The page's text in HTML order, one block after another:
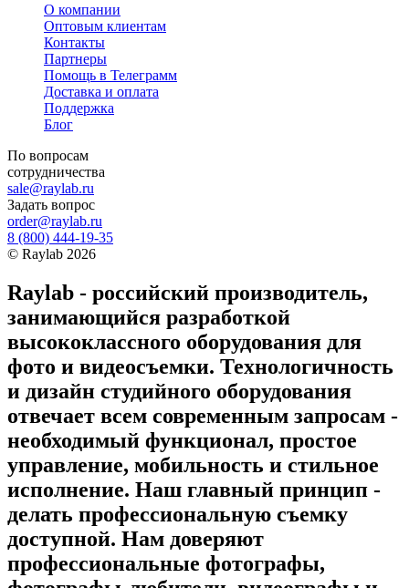
О компании
Оптовым клиентам
Контакты
Партнеры
Помощь в Телеграмм
Доставка и оплата
Поддержка
Блог
По вопросам
сотрудничества
sale@raylab.ru
Задать вопрос
order@raylab.ru
8 (800) 444-19-35
© Raylab 2026
Raylab - российский производитель,
занимающийся разработкой
высококлассного оборудования для
фото и видеосъемки. Технологичность
и дизайн студийного оборудования
отвечает всем современным запросам -
необходимый функционал, простое
управление, мобильность и стильное
исполнение. Наш главный принцип -
делать профессиональную съемку
доступной. Нам доверяют
профессиональные фотографы,